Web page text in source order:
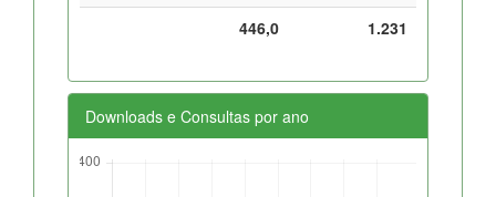
446,0
1.231
Downloads e Consultas por ano